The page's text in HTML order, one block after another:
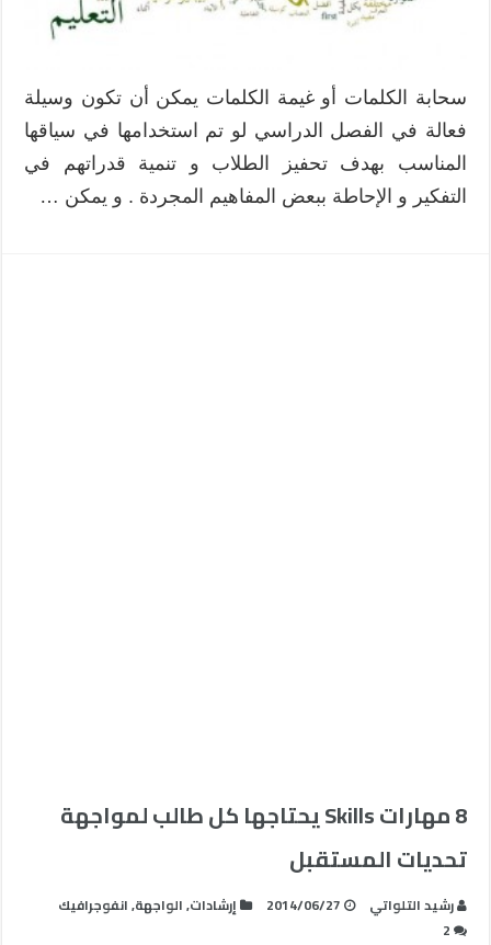
سحابة الكلمات أو غيمة الكلمات يمكن أن تكون وسيلة
فعالة في الفصل الدراسي لو تم استخدامها في سياقها
المناسب بهدف تحفيز الطلاب و تنمية قدراتهم في
التفكير و الإحاطة ببعض المفاهيم المجردة . و يمكن …
8 مهارات Skills يحتاجها كل طالب لمواجهة
تحديات المستقبل
رشيد التلواتي 2014/06/27 إرشادات,الواجهة,انفوجرافيك
2